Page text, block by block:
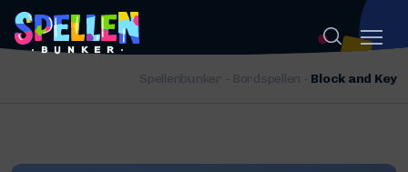
Spellenbunker - Bordspellen - Block and Key